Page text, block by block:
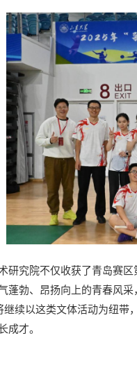
研究院不仅收获了青岛赛
蓬勃、昂扬向上的青春风
继续以这类文体活动为纽
成才。